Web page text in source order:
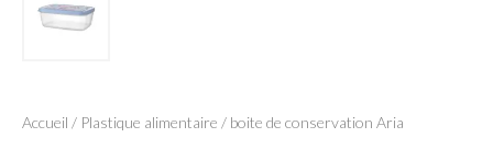
Accueil / Plastique alimentaire / boite de conservation Aria